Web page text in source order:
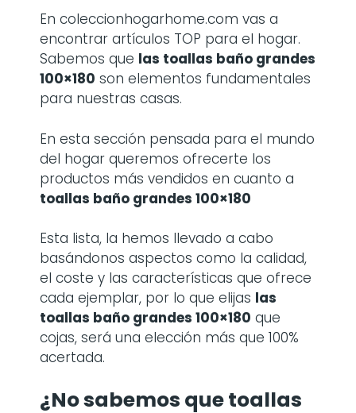
En coleccionhogarhome.com vas a
encontrar artículos TOP para el hogar.
Sabemos que las toallas baño grandes
100×180 son elementos fundamentales
para nuestras casas.
En esta sección pensada para el mundo
del hogar queremos ofrecerte los
productos más vendidos en cuanto a
toallas baño grandes 100×180
Esta lista, la hemos llevado a cabo
basándonos aspectos como la calidad,
el coste y las características que ofrece
cada ejemplar, por lo que elijas las
toallas baño grandes 100×180 que
cojas, será una elección más que 100%
acertada.
¿No sabemos que toallas